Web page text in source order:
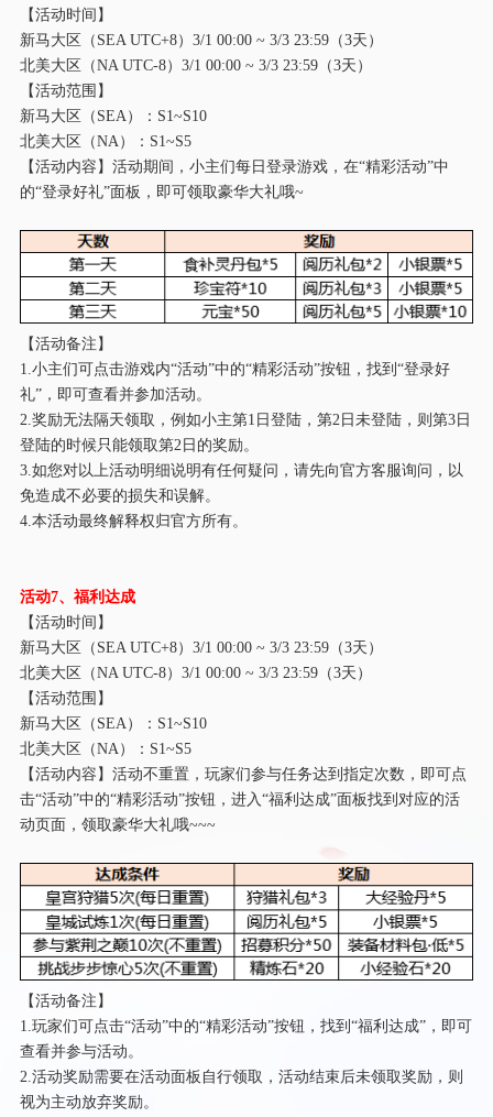
【活动时间】
新马大区（SEA UTC+8） 3/1 00:00 ~ 3/3 23:59（3天）
北美大区（NA UTC-8） 3/1 00:00 ~ 3/3 23:59（3天）
【活动范围】
新马大区（SEA）：S1~S10
北美大区（NA）：S1~S5
【活动内容】活动期间，小主们每日登录游戏，在“精彩活动”中
的“登录好礼”面板，即可领取豪华大礼哦~
【活动备注】
1.小主们可点击游戏内“活动”中的“精彩活动”按钮，找到“登录好
礼”，即可查看并参加活动。
2.奖励无法隔天领取，例如小主第1日登陆，第2日未登陆，则第3日
登陆的时候只能领取第2日的奖励。
3.如您对以上活动明细说明有任何疑问，请先向官方客服询问，以
免造成不必要的损失和误解。
4.本活动最终解释权归官方所有。
活动7、福利达成
【活动时间】
新马大区（SEA UTC+8） 3/1 00:00 ~ 3/3 23:59（3天）
北美大区（NA UTC-8） 3/1 00:00 ~ 3/3 23:59（3天）
【活动范围】
新马大区（SEA）：S1~S10
北美大区（NA）：S1~S5
【活动内容】活动不重置，玩家们参与任务达到指定次数，即可点
击“活动”中的“精彩活动”按钮，进入“福利达成”面板找到对应的活
动页面，领取豪华大礼哦~~~
【活动备注】
1.玩家们可点击“活动”中的“精彩活动”按钮，找到“福利达成”，即可
查看并参与活动。
2.活动奖励需要在活动面板自行领取，活动结束后未领取奖励，则
视为主动放弃奖励。